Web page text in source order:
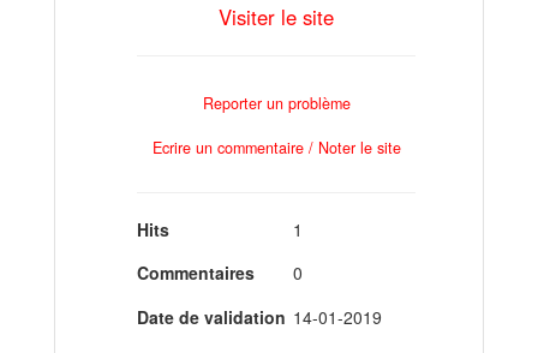
Visiter le site
Reporter un problème
Ecrire un commentaire / Noter le site
Hits
1
Commentaires
0
Date de validation 14-01-2019